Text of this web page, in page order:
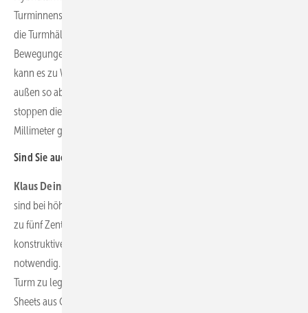
Turminnenseite und ein im Beton eingelassener Ankerkorb aus Stahl
die Turmhälften zusammenhalten und hohe dynamische
Bewegungen herrschen, kann es zu Rissen im Beton kommen. Dort
kann es zu Wasserführungen bis ins Innere kommen. Wir dichten
außen so ab, dass an die Bewehrung kein Wasser gelangt, und
stoppen die Gefahr von Rostbildung. Wir haben hier Risse bis zu 0,7
Millimeter geschlossen.
Sind Sie auch bei neuen Betonhybridtürmen im Pflegeeinsatz?
Klaus Deininger:
sind bei höheren Türmen vereinzelt in 100 Meter Höhe flächige bis
zu fünf Zentimeter tiefe Abplatzungen aufgetreten. Hier sind
konstruktive Sanierungsmaßnahmen zur Tragwerksverstärkung
notwendig. Im Gegensatz zur Möglichkeit, Stahlmanchetten um den
Turm zu legen, schlagen wir Tragwerksverstärkungen mittels CFK-
Sheets aus Carbon-Faser-Kunststoffen vor. Diese kommen zum